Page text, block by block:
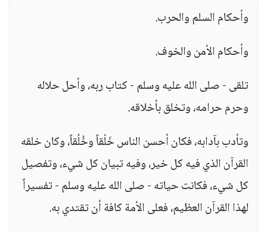
وأحكام السلم والحرب.
وأحكام الأمن والخوف.
تلقى - صلى الله عليه وسلم - كتاب ربه، وأحل حلاله
وحرم حرامه، وتخلق بأخلاقه.
وتأدب بآدابه، فكان أحسن الناس خَلْقاً وخُلُقاً، وكان خلقه
القرآن الذي فيه كل خير، وفيه تبيان كل شيء، وتفصيل
كل شيء، فكانت حياته - صلى الله عليه وسلم - تفسيراً
لهذا القرآن العظيم، فعلى الأمة كافة أن تقتدي به.